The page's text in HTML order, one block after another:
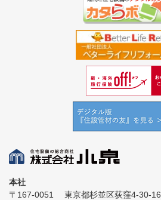
本社
〒167-0051
東京都杉並区荻窪4-30-16